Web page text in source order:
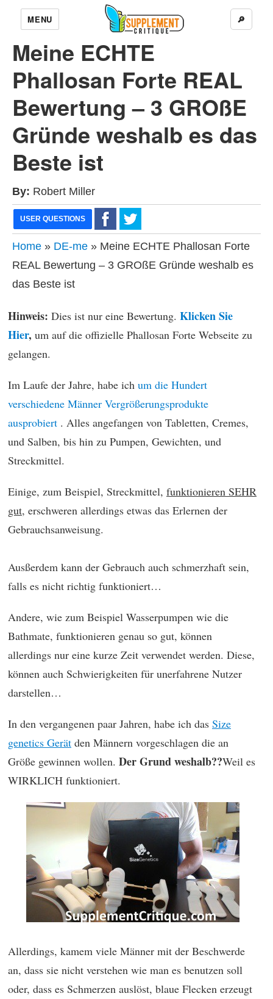
MENU 🔎
Meine ECHTE
Phallosan Forte REAL
Bewertung – 3 GROßE
Gründe weshalb es das
Beste ist
By: Robert Miller
USER QUESTIONS
Home » DE-me » Meine ECHTE Phallosan Forte
REAL Bewertung – 3 GROßE Gründe weshalb es
das Beste ist
Hinweis: Dies ist nur eine Bewertung. Klicken Sie
Hier, um auf die offizielle Phallosan Forte Webseite zu
gelangen.
Im Laufe der Jahre, habe ich um die Hundert
verschiedene Männer Vergrößerungsprodukte
ausprobiert . Alles angefangen von Tabletten, Cremes,
und Salben, bis hin zu Pumpen, Gewichten, und
Streckmittel.
Einige, zum Beispiel, Streckmittel, funktionieren SEHR
gut, erschweren allerdings etwas das Erlernen der
Gebrauchsanweisung.
Ausßerdem kann der Gebrauch auch schmerzhaft sein,
falls es nicht richtig funktioniert…
Andere, wie zum Beispiel Wasserpumpen wie die
Bathmate, funktionieren genau so gut, können
allerdings nur eine kurze Zeit verwendet werden. Diese,
können auch Schwierigkeiten für unerfahrene Nutzer
darstellen…
In den vergangenen paar Jahren, habe ich das Size
genetics Gerät den Männern vorgeschlagen die an
Größe gewinnen wollen. Der Grund weshalb??Weil es
WIRKLICH funktioniert.
Allerdings, kamem viele Männer mit der Beschwerde
an, dass sie nicht verstehen wie man es benutzen soll
oder, dass es Schmerzen auslöst, blaue Flecken erzeugt